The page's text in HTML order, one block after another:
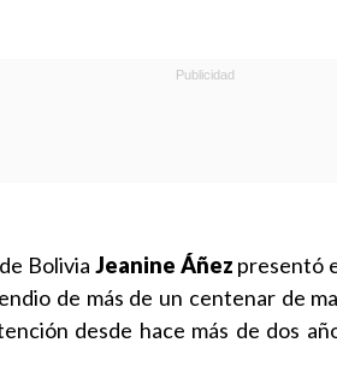
Bolivia Jeanine Áñez presentó
de más de un centenar de
desde hace más de dos